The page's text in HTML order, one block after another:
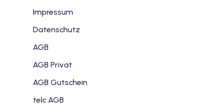
Impressum
Datenschutz
AGB
AGB Privat
AGB Gutschein
telc AGB